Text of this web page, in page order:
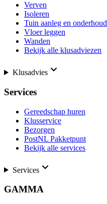
Verven
Isoleren
Tuin aanleg en onderhoud
Vloer leggen
Wanden
Bekijk alle klusadviezen
Klusadvies
Services
Gereedschap huren
Klusservice
Bezorgen
PostNL Pakketpunt
Bekijk alle services
Services
GAMMA